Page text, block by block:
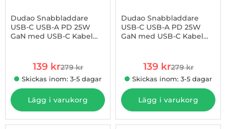
Dudao Snabbladdare
USB-C USB-A PD 25W
GaN med USB-C Kabel
rea pris
139 krtidigare pris
279 kr
Skickas inom: 3-5 dagar
Lägg i varukorg
Dudao Snabbladdare
USB-C USB-A PD 25W
GaN med USB-C Kabel
rea pris
139 krtidigare pris
279 kr
Skickas inom: 3-5 dagar
Lägg i varukorg